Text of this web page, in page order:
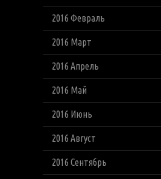
2016 Февраль
2016 Март
2016 Апрель
2016 Май
2016 Июнь
2016 Август
2016 Сентябрь